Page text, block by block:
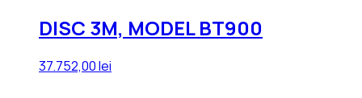
DISC 3M, MODEL BT900
37.752,00lei